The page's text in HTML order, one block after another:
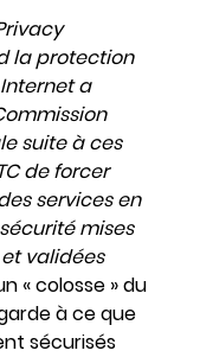
la protection
a
suite à ces
de forcer
services en
mises
validées
« colosse » du
à ce que
sécurisés